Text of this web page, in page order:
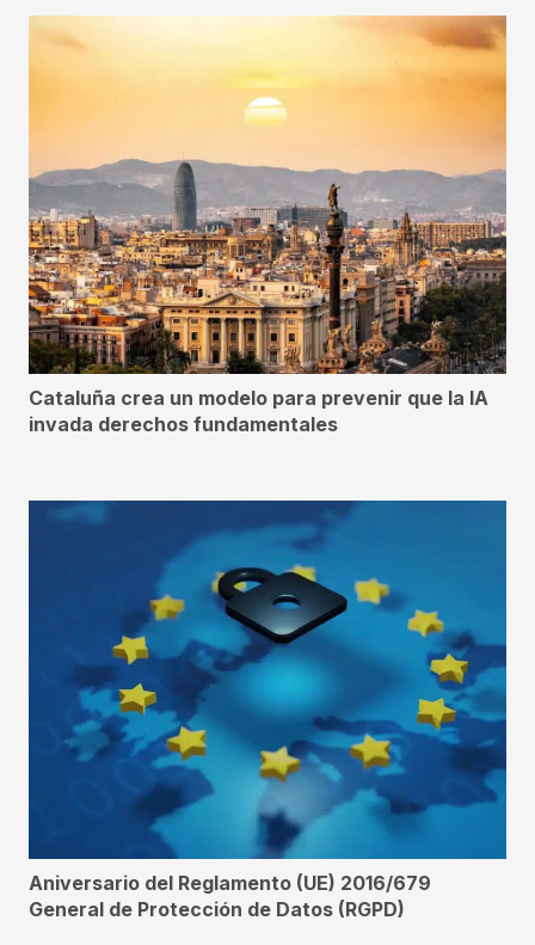
Cataluña crea un modelo para prevenir que la IA
invada derechos fundamentales
Aniversario del Reglamento (UE) 2016/679
General de Protección de Datos (RGPD)